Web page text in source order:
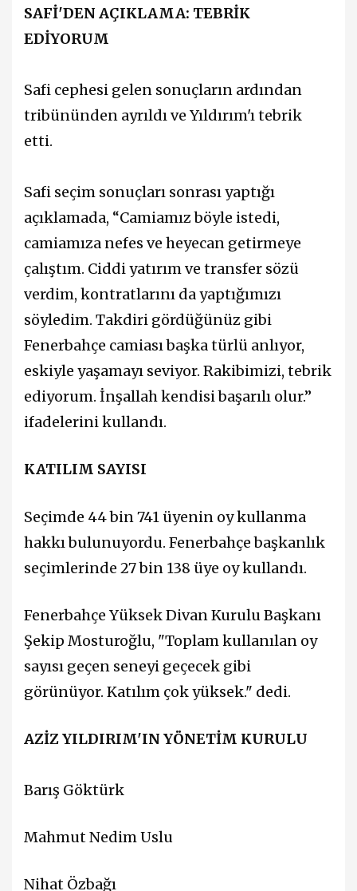
SAFİ'DEN AÇIKLAMA: TEBRİK
EDİYORUM
Safi cephesi gelen sonuçların ardından
tribününden ayrıldı ve Yıldırım'ı tebrik
etti.
Safi seçim sonuçları sonrası yaptığı
açıklamada, “Camiamız böyle istedi,
camiamıza nefes ve heyecan getirmeye
çalıştım. Ciddi yatırım ve transfer sözü
verdim, kontratlarını da yaptığımızı
söyledim. Takdiri gördüğünüz gibi
Fenerbahçe camiası başka türlü anlıyor,
eskiyle yaşamayı seviyor. Rakibimizi, tebrik
ediyorum. İnşallah kendisi başarılı olur.”
ifadelerini kullandı.
KATILIM SAYISI
Seçimde 44 bin 741 üyenin oy kullanma
hakkı bulunuyordu. Fenerbahçe başkanlık
seçimlerinde 27 bin 138 üye oy kullandı.
Fenerbahçe Yüksek Divan Kurulu Başkanı
Şekip Mosturoğlu, "Toplam kullanılan oy
sayısı geçen seneyi geçecek gibi
görünüyor. Katılım çok yüksek." dedi.
AZİZ YILDIRIM'IN YÖNETİM KURULU
Barış Göktürk
Mahmut Nedim Uslu
Nihat Özbağı